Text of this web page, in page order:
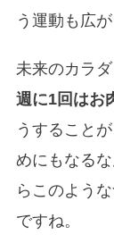
う運動も広が
未来のカラ
週に1回はお
うすること
めにもなる
らこのよう
ですね。